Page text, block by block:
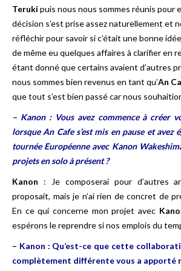
Teruki puis nous nous sommes réunis pour
décision s’est prise assez naturellement et
réfléchir pour savoir si c’était une bonne
de même eu quelques affaires à clarifier en
étant donné que certains avaient d’autres
nous sommes bien revenus en tant qu’An
que tout s’est bien passé car nous
– Kanon : Vous avez commence à créer
lorsque An Cafe s’est mis en pause et avez
tournée Européenne avec Kanon
projets en solo à présent ?
Kanon : Je composerai pour d’autres
proposait, mais je n’ai rien de concret de
En ce qui concerne mon projet avec
espérons le reprendre si nos emplois du
– Kanon : Qu’est-ce que cette
complètement différente vous a apporté